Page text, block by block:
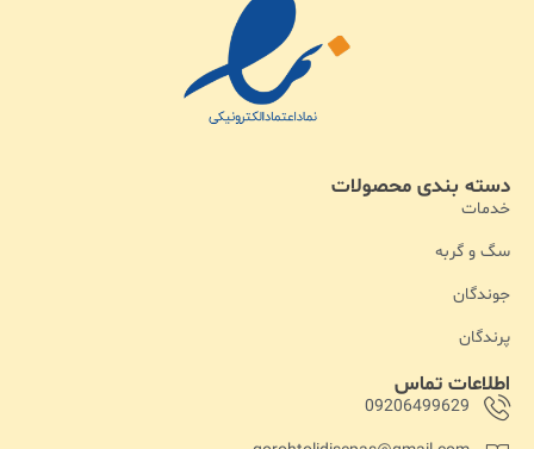
اطلاعات تماس
09206499629
دسته بندی محصولات
خدمات
سگ و گربه
جوندگان
پرندگان